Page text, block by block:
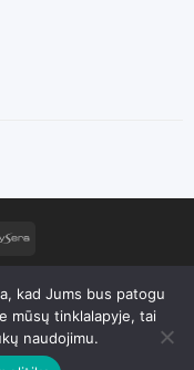
ir platinimas be
Sorvella | Gretos
1162831, PVM kodas:
kad Jums bus patogu
mūsų tinklalapyje, tai
naudojimu.